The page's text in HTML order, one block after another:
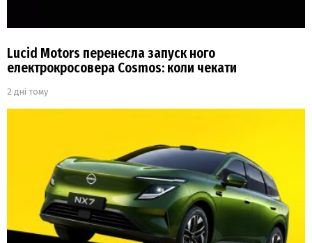
Lucid Motors перенесла запуск ного
електрокросовера Cosmos: коли чекати
2 дні тому